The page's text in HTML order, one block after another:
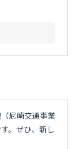
尼崎交通事業
。ぜひ、新し